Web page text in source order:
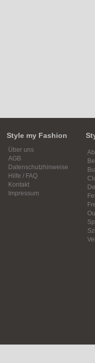
Style my Fashion
Über uns
AGB
Datenschutzhinweise
Hilfe / FAQ
Kontakt
Impressum